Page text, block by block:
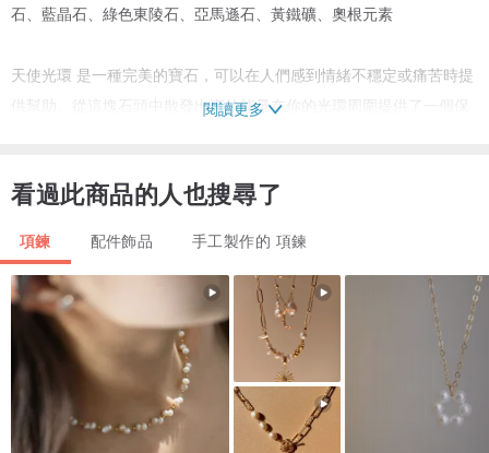
石、藍晶石、綠色東陵石、亞馬遜石、黃鐵礦、奧根元素
天使光環 是一種完美的寶石，可以在人們感到情緒不穩定或痛苦時提
供幫助。從這塊石頭中散發出來的能量在你的光環周圍提供了一個保
白水晶 - 是一種力量之石，可以放大任何意圖或能量。它可以防止消
特定目的。無論是緩解壓力、減少焦慮、吸引愛情還是成功，白水晶
都是您的首選水晶。
藍晶石是激活你與生俱來的心靈感應交流能力的礦石。它將你內在的
精神存在與更高的意識領域對齊，增強你在各個層面接收和傳輸信息
的能力。它彌合了精力充沛的身體和身體的障礙，有助於保護金場免
受入侵，它可以促進心靈感應和人與人之間的能量轉移。
閱讀更多
看過此商品的人也搜尋了
項鍊 配件飾品 手工製作的 項鍊